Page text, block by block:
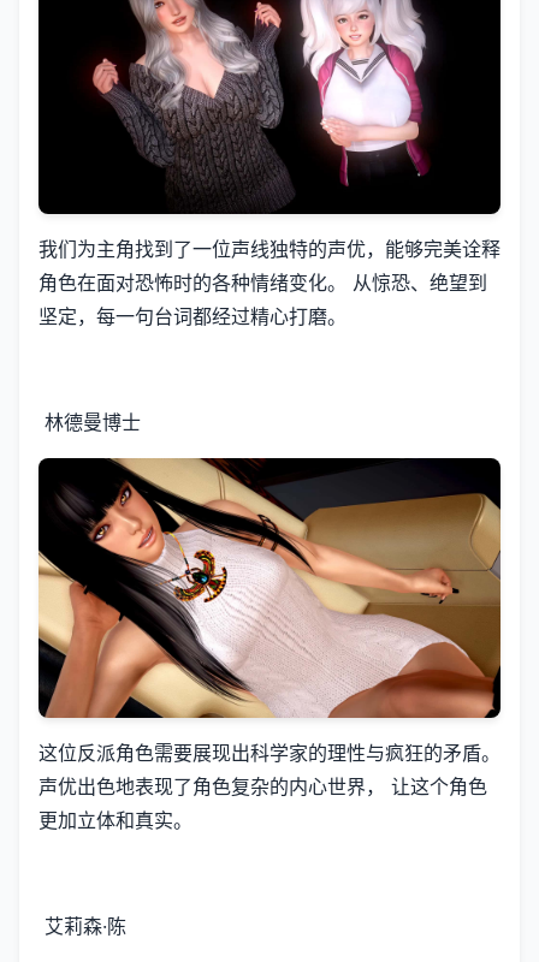
我们为主角找到了一位声线独特的声优，能够完美诠释
角色在面对恐怖时的各种情绪变化。 从惊恐、绝望到
坚定，每一句台词都经过精心打磨。
林德曼博士
这位反派角色需要展现出科学家的理性与疯狂的矛盾。
声优出色地表现了角色复杂的内心世界， 让这个角色
更加立体和真实。
艾莉森·陈